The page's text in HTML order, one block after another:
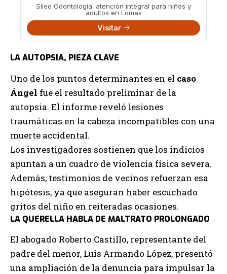
Sileo Odontología: atención integral para niños y
adultos en Lomas
Visitar
LA AUTOPSIA, PIEZA CLAVE
Uno de los puntos determinantes en el caso
Ángel fue el resultado preliminar de la
autopsia. El informe reveló lesiones
traumáticas en la cabeza incompatibles con una
muerte accidental.
Los investigadores sostienen que los indicios
apuntan a un cuadro de violencia física severa.
Además, testimonios de vecinos refuerzan esa
hipótesis, ya que aseguran haber escuchado
gritos del niño en reiteradas ocasiones.
LA QUERELLA HABLA DE MALTRATO PROLONGADO
El abogado Roberto Castillo, representante del
padre del menor, Luis Armando López, presentó
una ampliación de la denuncia para impulsar la